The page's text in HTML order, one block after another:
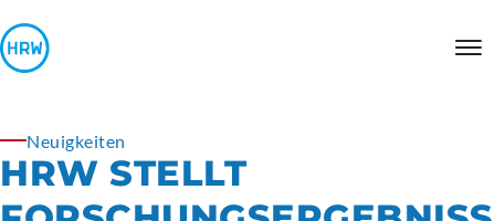
Neuigkeiten
HRW STELLT